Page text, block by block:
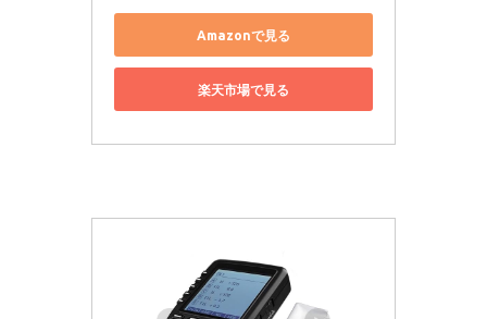
Amazonで見る
楽天市場で見る